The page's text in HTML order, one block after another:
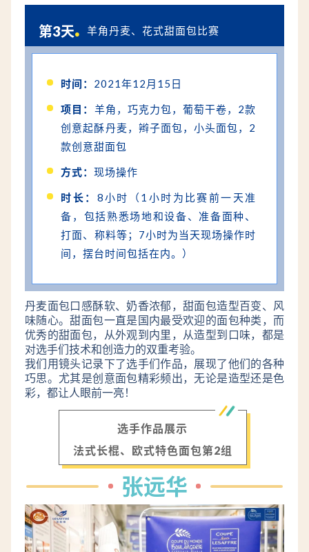
第3天. 羊角丹麦、花式甜面包比赛
时间： 2021年12月15日
项目： 羊角，巧克力包，葡萄干卷，2款
创意起酥丹麦，辫子面包，小头面包，2
款创意甜面包
方式：现场操作
时长： 8小时（1小时为比赛前一天准
备，包括熟悉场地和设备、准备面种、
打面、称料等；7小时为当天现场操作时
间，摆台时间包括在内。）
丹麦面包口感酥软、奶香浓郁，甜面包造型百变、风
味随心。甜面包一直是国内最受欢迎的面包种类，而
优秀的甜面包，从外观到内里，从造型到口味，都是
对选手们技术和创造力的双重考验。
我们用镜头记录下了选手们作品，展现了他们的各种
巧思。尤其是创意面包精彩频出，无论是造型还是色
彩，都让人眼前一亮！
选手作品展示
法式长棍、欧式特色面包第2组
张远华